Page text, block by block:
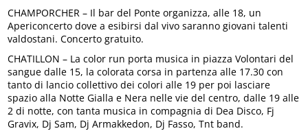
CHAMPORCHER – Il bar del Ponte organizza, alle 18, un
Apericoncerto dove a esibirsi dal vivo saranno giovani talenti
valdostani. Concerto gratuito.
CHATILLON – La color run porta musica in piazza Volontari del
sangue dalle 15, la colorata corsa in partenza alle 17.30 con
tanto di lancio collettivo dei colori alle 19 per poi lasciare
spazio alla Notte Gialla e Nera nelle vie del centro, dalle 19 alle
2 di notte, con tanta musica in compagnia di Dea Disco, Fj
Gravix, Dj Sam, Dj Armakkedon, Dj Fasso, Tnt band.